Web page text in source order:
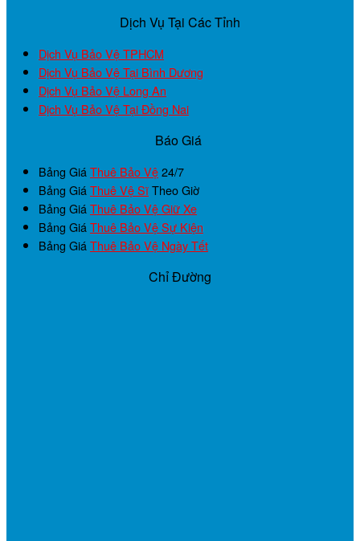
Dịch Vụ Tại Các Tỉnh
Dịch Vụ Bảo Vệ TPHCM
Dịch Vụ Bảo Vệ Tại Bình Dương
Dịch Vụ Bảo Vệ Long An
Dịch Vụ Bảo Vệ Tại Đồng Nai
Báo Giá
Bảng Giá Thuê Bảo Vệ24/7
Bảng Giá Thuê Vệ SĩTheo Giờ
Bảng Giá Thuê Bảo Vệ Giữ Xe
Bảng Giá Thuê Bảo Vệ Sự Kiện
Bảng Giá Thuê Bảo Vệ Ngày Tết
Chỉ Đường